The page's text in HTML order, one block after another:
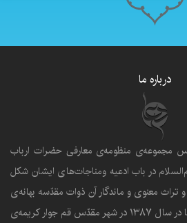
درباره ما
مجموعه‌ی منظومه‌ی معارفى حضرات ارباب
در باب ادعيه ومناجات‌هاى ايشان شکل
معنوى و ماندگار آن ذوات مقدّسه بهانه‌ى
تأسيس اساس مبارک بنياد دعا در سال ۱۳۸۷ در شهر مقدّس قم جوار کريمه‌ی